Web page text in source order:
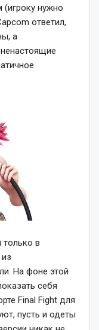
нужно
ответил,
а
только в
На фоне этой
себя
Final Fight для
пусть и одеты